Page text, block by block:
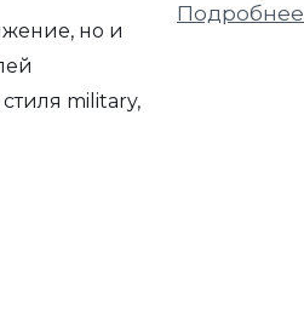
но и
military,
Подробнее